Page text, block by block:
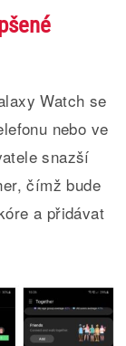
Watch se
nebo ve
snazší
čímž bude
a přidávat